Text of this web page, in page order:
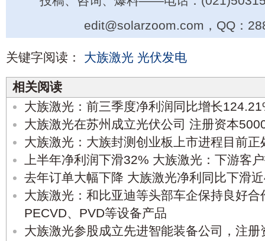
edit@solarzoom.com，QQ：
关键字阅读： 大族激光 光伏发电
相关阅读
大族激光：前三季度净利润同比增长
大族激光在苏州成立光伏公司 注册资本
大族激光：大族封测创业板上市进程目前
上半年净利润下滑32% 大族激光：下游客
去年订单大幅下降 大族激光净利同比下滑
大族激光：和比亚迪等头部车企保持良好
PECVD、PVD等设备产品
大族激光参股成立先进智能装备公司，注